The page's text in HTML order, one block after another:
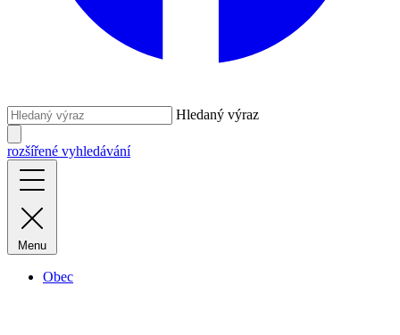
Hledaný výraz
rozšířené vyhledávání
Menu
Obec